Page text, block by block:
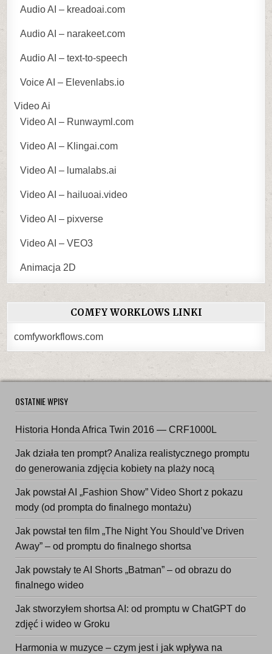
Audio AI – kreadoai.com
Audio AI – narakeet.com
Audio AI – text-to-speech
Voice AI – Elevenlabs.io
Video Ai
Video AI – Runwayml.com
Video AI – Klingai.com
Video AI – lumalabs.ai
Video AI – hailuoai.video
Video AI – pixverse
Video AI – VEO3
Animacja 2D
COMFY WORKLOWS LINKI
comfyworkflows.com
OSTATNIE WPISY
Historia Honda Africa Twin 2016 — CRF1000L
Jak działa ten prompt? Analiza realistycznego promptu
do generowania zdjęcia kobiety na plaży nocą
Jak powstał AI „Fashion Show” Video Short z pokazu
mody (od prompta do finalnego montażu)
Jak powstał ten film „The Night You Should’ve Driven
Away” – od promptu do finalnego shortsa
Jak powstały te AI Shorts „Batman” – od obrazu do
finalnego wideo
Jak stworzyłem shortsa AI: od promptu w ChatGPT do
zdjęć i wideo w Groku
Harmonia w muzyce – czym jest i jak wpływa na